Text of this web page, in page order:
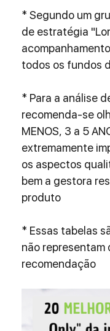
* Segundo um
de estratégia
todos os fundos
* Para a análise
recomenda-se
MENOS, 3 a 5
extremamente
os aspectos
bem a gestora
produto
* Essas tabelas
não
recomendação